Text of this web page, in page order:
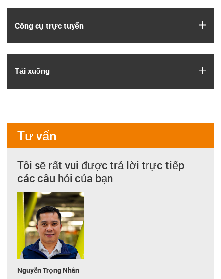
Công cụ trực tuyến
Tải xuống
Tư vấn
Tôi sẽ rất vui được trả lời trực tiếp
các câu hỏi của bạn
Nguyễn Trọng Nhân